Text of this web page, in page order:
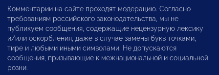
Комментарии на сайте проходят модерацию. Согласно
требованиям российского законодательства, мы не
публикуем сообщения, содержащие нецензурную лексику
и/или оскорбления, даже в случае замены букв точками,
тире и любыми иными символами. Не допускаются
сообщения, призывающие к межнациональной и социальной
розни.